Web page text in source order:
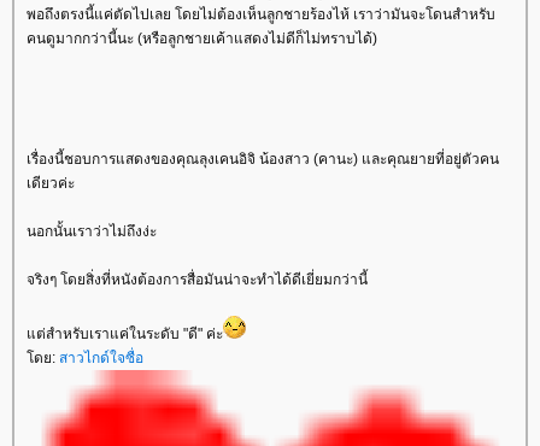
พอถึงตรงนี้แค่ตัดไปเลย โดยไม่ต้องเห็นลูกชายร้องไห้ เราว่ามันจะโดนสำหรับ
คนดูมากกว่านี้นะ (หรือลูกชายเค้าแสดงไม่ดีก็ไม่ทราบได้)
เรื่องนี้ชอบการแสดงของคุณลุงเคนอิจิ น้องสาว (คานะ) และคุณยายที่อยู่ตัวคน
เดียวค่ะ
นอกนั้นเราว่าไม่ถึงง่ะ
จริงๆ โดยสิ่งที่หนังต้องการสื่อมันน่าจะทำได้ดีเยี่ยมกว่านี้
ต่สำหรับเราแค่ในระดับ "ดี" ค่ะ
ดย: สาวไกด์ใจซื่อ